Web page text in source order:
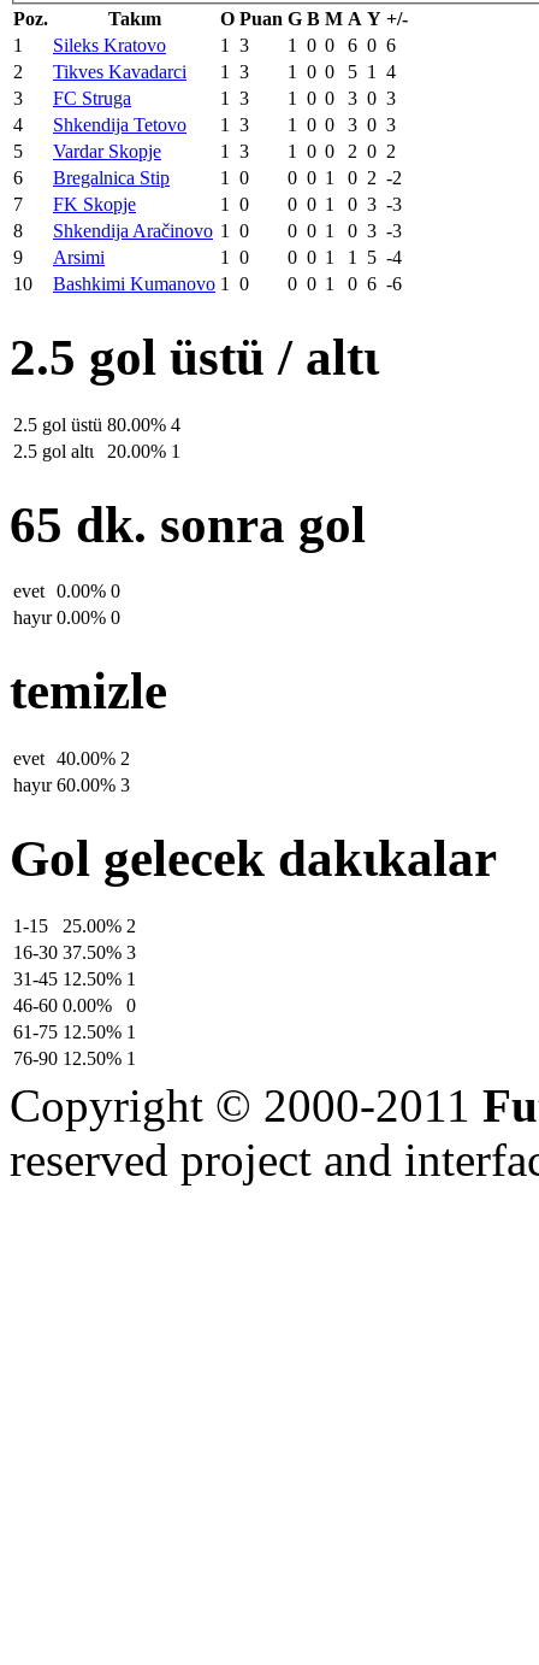
Poz. Takım O Puan G B M A Y +/-
1
Sileks Kratovo 1 3 1 0 0 6 0 6
2
Tikves Kavadarci 1 3 1 0 0 5 1
4
3
FC Struga 1 3 1 0 0 3 0 3
4
Shkendija Tetovo 1 3 1 0 0 3 0 3
5
Vardar Skopje 1 3 1 0 0 2 0 2
6
Bregalnica Stip 1 0 0 0 1 0 2 -2
7
FK Skopje 1 0 0 0 1 0 3 -3
8
Shkendija Aračinovo 1 0 0 0 1 0 3 -3
9
Arsimi 1 0 0 0 1 1 5 -4
10
Bashkimi Kumanovo 1 0 0 0 1 0 6 -6
2.5 gol üstü / altι
2.5 gol üstü 80.00% 4
2.5 gol altι
20.00% 1
65 dk. sonra gol
evet 0.00% 0
hayιr 0.00% 0
temizle
evet 40.00% 2
hayιr 60.00% 3
Gol gelecek dakιkalar
1-15 25.00% 2
16-30 37.50% 3
31-45 12.50% 1
46-60 0.00%
0
61-75 12.50% 1
76-90 12.50% 1
Copyright © 2000-2011
reserved project and